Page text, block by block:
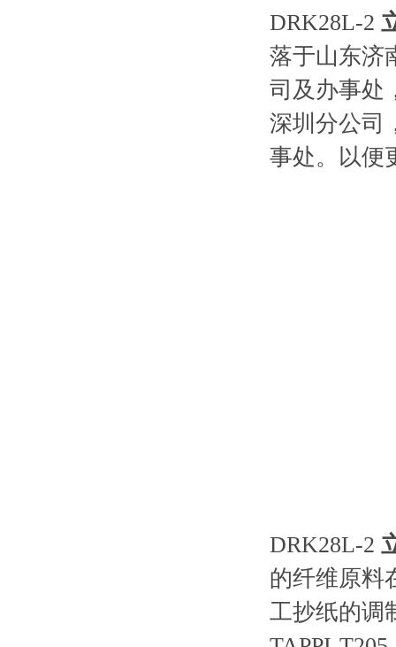
DRK28L-2
落于山东济
司及办事处
深圳分公司
事处。以便
DRK28L-2
的纤维原料
工抄纸的调